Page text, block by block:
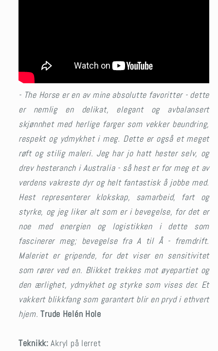
- The Horse er en av mine absolutte favoritter - dette
er nemlig en delikat, elegant og avbalansert
skjønnhet med herlige farger som vekker beundring,
respekt og ydmykhet i meg. Dette er også et meget
røft og stilig maleri. Jeg har jo hatt hester selv, og
drev hesteranch i Australia - så hest er for meg et av
verdens vakreste dyr og helt fantastisk å jobbe med.
Hest representerer klokskap, samarbeid, fart og
styrke, og jeg liker alt som er i bevegelse, for det er
noe med energien og logistikken i dette som
fascinerer meg; bevegelse fra A til Å - fremdrift.
Maleriet er gripende, for det viser en sensitivitet
som rører ved en. Blikket trekkes mot øyepartiet og
den ærlighet, ydmykhet og styrke som vises der. Et
vakkert blikkfang som garantert blir en pryd i ethvert
hjem.Trude Helén Hole
Teknikk: Akryl på lerret